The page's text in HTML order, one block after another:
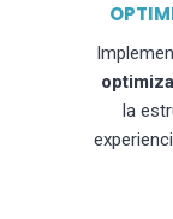
la